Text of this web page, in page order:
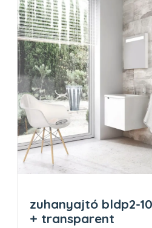
zuhanyajtó bldp2-
+ transparent